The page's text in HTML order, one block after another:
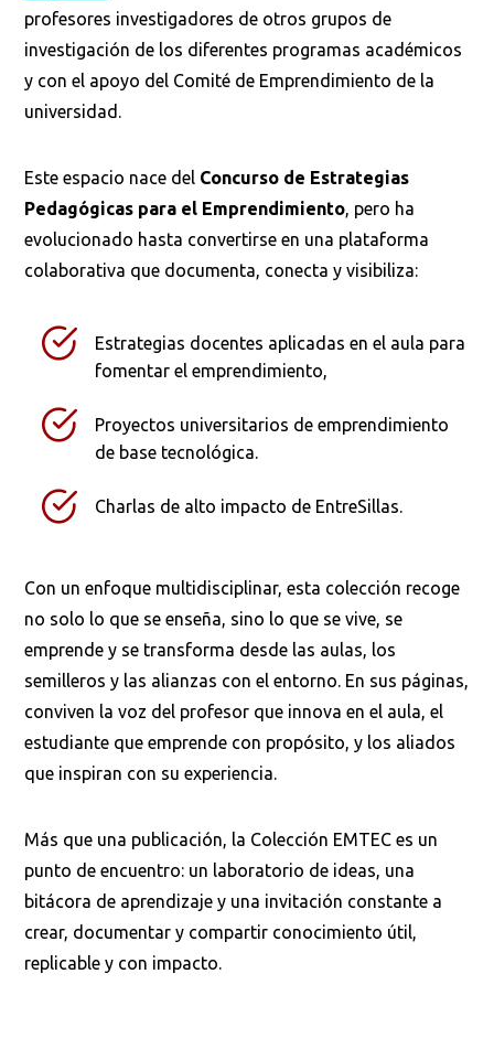
profesores investigadores de otros grupos de
investigación de los diferentes programas académicos
y con el apoyo del Comité de Emprendimiento de la
universidad.
Este espacio nace del Concurso de Estrategias
Pedagógicas para el Emprendimiento, pero ha
evolucionado hasta convertirse en una plataforma
colaborativa que documenta, conecta y visibiliza:
Estrategias docentes aplicadas en el aula para
fomentar el emprendimiento,
Proyectos universitarios de emprendimiento
de base tecnológica.
Charlas de alto impacto de EntreSillas.
Con un enfoque multidisciplinar, esta colección recoge
no solo lo que se enseña, sino lo que se vive, se
emprende y se transforma desde las aulas, los
semilleros y las alianzas con el entorno. En sus páginas,
conviven la voz del profesor que innova en el aula, el
estudiante que emprende con propósito, y los aliados
que inspiran con su experiencia.
Más que una publicación, la Colección EMTEC es un
punto de encuentro: un laboratorio de ideas, una
bitácora de aprendizaje y una invitación constante a
crear, documentar y compartir conocimiento útil,
replicable y con impacto.
Busca en la escuela
¿Qué buscas?